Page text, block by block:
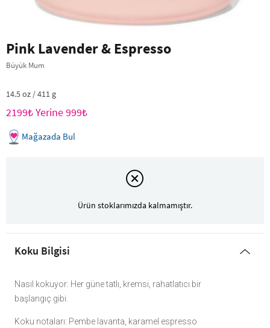
Pink Lavender & Espresso
Büyük Mum
14.5 oz / 411 g
2199₺ Yerine 999₺
Mağazada Bul
Ürün stoklarımızda kalmamıştır.
Koku Bilgisi
Nasıl kokuyor: Her güne tatlı, kremsi, rahatlatıcı bir
başlangıç gibi.
Koku notaları: Pembe lavanta, karamel espresso